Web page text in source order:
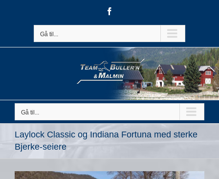
Gå til...
Gå til...
Laylock Classic og Indiana Fortuna med sterke
Bjerke-seiere